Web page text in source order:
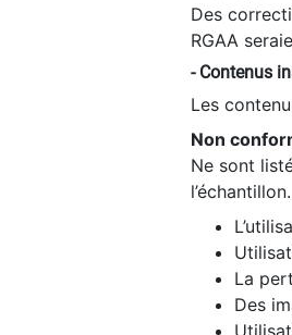
Des
RGAA
- Contenus
Les
Non
Ne sont
La
Des